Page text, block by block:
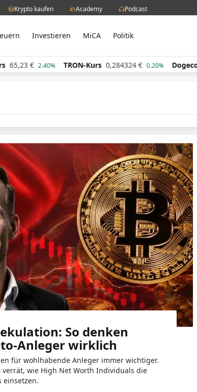
Krypto kaufen Academy Podcast
Investieren MiCA Politik
€ 2.40% TRON-Kurs 0,284324 € 0.20% Dogecoin-Kurs
So denken
Anleger wirklich
für wohlhabende Anleger immer wichtiger.
verrät, wie High Net Worth Individuals die
einsetzen.